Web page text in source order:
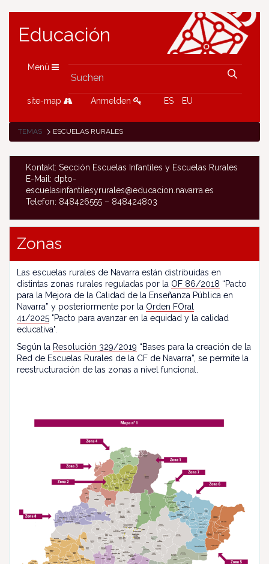
Educación
Menü
site-map Anmelden ES EU
TEMAS ESCUELAS RURALES
Kontakt: Sección Escuelas Infantiles y Escuelas Rurales
E-Mail: dpto-
escuelasinfantilesyrurales@educacion.navarra.es
Telefon: 848426555 – 848424803
Zonas
Las escuelas rurales de Navarra están distribuidas en
distintas zonas rurales reguladas por la OF 86/2018 “Pacto
para la Mejora de la Calidad de la Enseñanza Pública en
Navarra” y posteriormente por la Orden FOral
41/2025 "Pacto para avanzar en la equidad y la calidad
educativa".
Según la Resolución 329/2019 “Bases para la creación de la
Red de Escuelas Rurales de la CF de Navarra”, se permite la
reestructuración de las zonas a nivel funcional.